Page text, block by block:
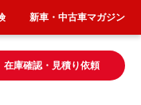
在庫確認・見積り依頼
新車・中古車マガジン